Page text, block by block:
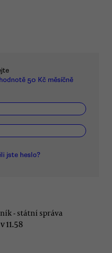
50 Kč měsíčně
jste heslo?
- státní správa
11.58